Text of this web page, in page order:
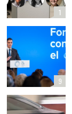
1
9